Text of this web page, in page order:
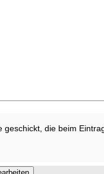
die beim